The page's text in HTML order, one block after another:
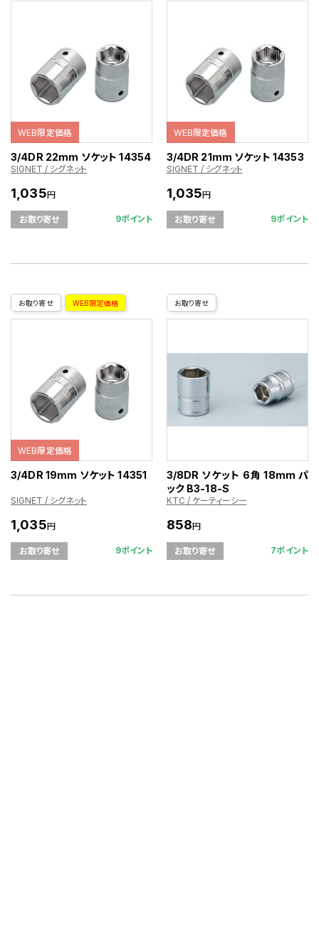
WEB限定価格
3/4DR 22mm ソケット 14354
SIGNET / シグネット
1,035円
お取り寄せ 9ポイント
WEB限定価格
3/4DR 21mm ソケット 14353
SIGNET / シグネット
1,035円
お取り寄せ 9ポイント
お取り寄せ WEB限定価格
WEB限定価格
3/4DR 19mm ソケット 14351
SIGNET / シグネット
1,035円
お取り寄せ 9ポイント
お取り寄せ
3/8DR ソケット 6角 18mm パ
ック B3-18-S
KTC / ケーティーシー
858円
お取り寄せ 7ポイント